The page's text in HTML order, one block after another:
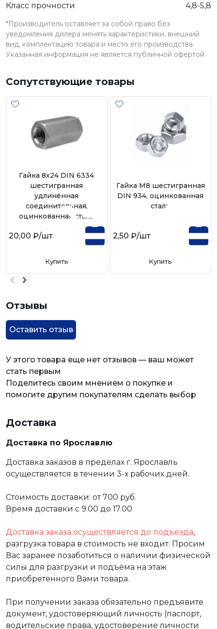
Класс прочности
4,8-5,8
*Производитель оставляет за собой право без
уведомления дилера менять характеристики, внешний
вид, комплектацию товара и место его производства.
Указанная информация не является публичной офертой
Сопутствующие товары
Гайка 8х24 DIN 6334
шестигранная
удлинённая
соединительная,
оцинкованная сталь
20,00 ₽/шт
Купить
Гайка М8 шестигранная
DIN 934, оцинкованная
сталь
2,50 ₽/шт
Купить
Отзывы
Оставить отзыв
У этого товара еще нет отзывов — ваш может
стать первым
Поделитесь своим мнением о покупке и
помогите другим покупателям сделать выбор
Доставка
Доставка по Ярославлю
Доставка заказов в пределах г. Ярославль
осуществляется в течении 3-х рабочих дней.
Стоимость доставки: от 700 руб.
Время доставки с 9.00 до 17.00
Доставка заказа осуществляется до подъезда,
разгрузка товара в стоимость не входит. Просим
Вас заранее позаботиться о наличии физической
силы для разгрузки и подъёма на этаж
приобретенного Вами товара.
При получении заказа обязательно предъявите
документ, удостоверяющий личность (паспорт,
водительские права, удостоверение личности